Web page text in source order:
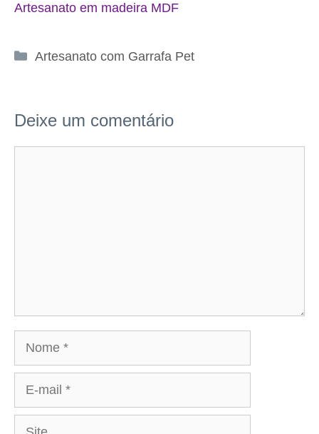
Artesanato em madeira MDF
Categorias
Artesanato com Garrafa Pet
Deixe um comentário
Nome
mail
Site